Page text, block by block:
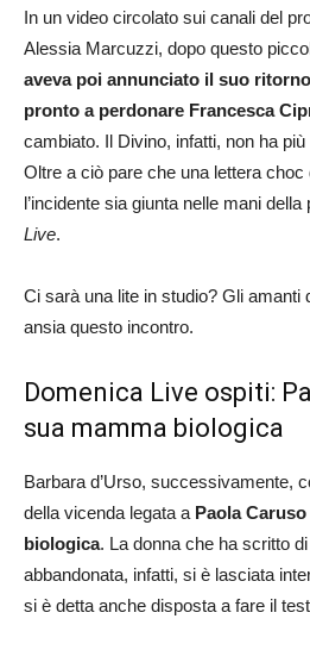
In un video circolato sui canali del
Alessia Marcuzzi, dopo questo
aveva poi annunciato il suo
pronto a perdonare Francesca
cambiato. Il Divino, infatti, non ha
Oltre a ciò pare che una lettera
l’incidente sia giunta nelle mani della
Live.
Ci sarà una lite in studio? Gli amanti
ansia questo incontro.
Domenica Live ospiti:
sua mamma biologica
Barbara d’Urso, successivamente,
della vicenda legata a Paola
biologica. La donna che ha scritto
abbandonata, infatti, si è lasciata
si è detta anche disposta a fare il